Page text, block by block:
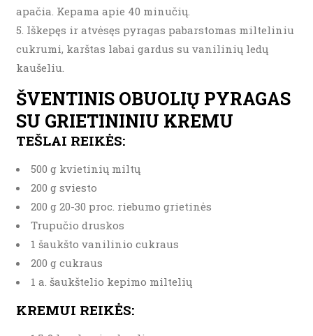
apačia. Kepama apie 40 minučių.
Iškepęs ir atvėsęs pyragas pabarstomas milteliniu
cukrumi, karštas labai gardus su vanilinių ledų
kaušeliu.
ŠVENTINIS OBUOLIŲ PYRAGAS
SU GRIETININIU KREMU
TEŠLAI REIKĖS:
500 g kvietinių miltų
200 g sviesto
200 g 20-30 proc. riebumo grietinės
Trupučio druskos
1 šaukšto vanilinio cukraus
200 g cukraus
1 a. šaukštelio kepimo miltelių
KREMUI REIKĖS: